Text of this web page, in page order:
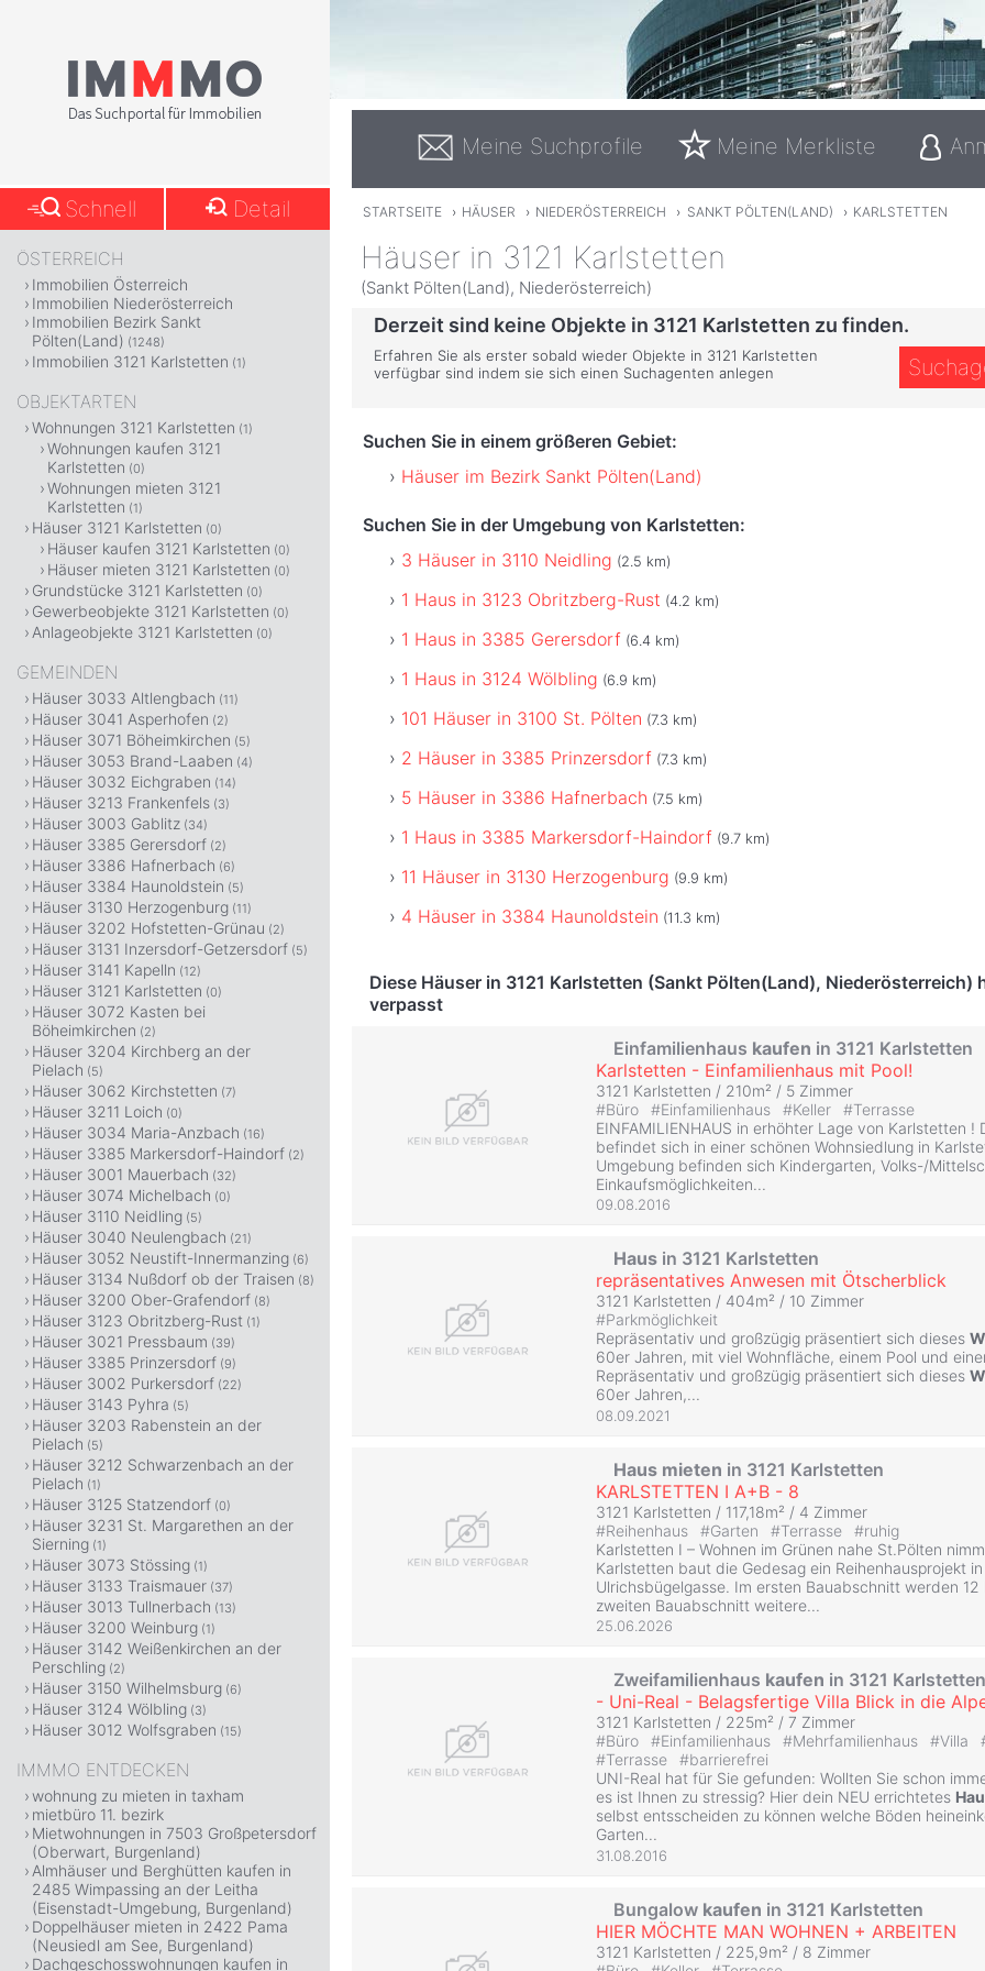
Meine Suchprofile Meine Merkliste
STARTSEITE › HÄUSER › NIEDERÖSTERREICH › SANKT PÖLTEN(LAND) › KARLSTETTEN
Häuser in 3121 Karlstetten
(Sankt Pölten(Land), Niederösterreich)
Derzeit sind keine Objekte in 3121 Karlstetten zu finden.
Erfahren Sie als erster sobald wieder Objekte in 3121 Karlstetten
verfügbar sind indem sie sich einen Suchagenten anlegen
Suchen Sie in einem größeren Gebiet:
Häuser im Bezirk Sankt Pölten(Land)
Suchen Sie in der Umgebung von Karlstetten:
3 Häuser in 3110 Neidling (2.5 km)
1 Haus in 3123 Obritzberg-Rust (4.2 km)
1 Haus in 3385 Gerersdorf (6.4 km)
1 Haus in 3124 Wölbling (6.9 km)
101 Häuser in 3100 St. Pölten (7.3 km)
2 Häuser in 3385 Prinzersdorf (7.3 km)
5 Häuser in 3386 Hafnerbach (7.5 km)
1 Haus in 3385 Markersdorf-Haindorf (9.7 km)
11 Häuser in 3130 Herzogenburg (9.9 km)
4 Häuser in 3384 Haunoldstein (11.3 km)
Diese Häuser in 3121 Karlstetten (Sankt Pölten(Land), Niederösterreich)
verpasst
Einfamilienhaus kaufen in 3121 Karlstetten
Karlstetten - Einfamilienhaus mit Pool!
3121 Karlstetten / 210m² / 5 Zimmer
#Büro #Einfamilienhaus #Keller #Terrasse
EINFAMILIENHAUS in erhöhter Lage von Karlstetten !
befindet sich in einer schönen Wohnsiedlung in
Umgebung befinden sich Kindergarten, Volks-/
Einkaufsmöglichkeiten...
09.08.2016
Haus in 3121 Karlstetten
repräsentatives Anwesen mit Ötscherblick
3121 Karlstetten / 404m² / 10 Zimmer
#Parkmöglichkeit
Repräsentativ und großzügig präsentiert sich dieses
60er Jahren, mit viel Wohnfläche, einem Pool und
Repräsentativ und großzügig präsentiert sich dieses
60er Jahren,...
08.09.2021
Haus mieten in 3121 Karlstetten
KARLSTETTEN I A+B - 8
3121 Karlstetten / 117,18m² / 4 Zimmer
#Reihenhaus #Garten #Terrasse #ruhig
Karlstetten I – Wohnen im Grünen nahe St.Pölten
Karlstetten baut die Gedesag ein Reihenhausprojekt
Ulrichsbügelgasse. Im ersten Bauabschnitt werden 12
zweiten Bauabschnitt weitere...
25.06.2026
Zweifamilienhaus kaufen in 3121 Karlstetten
- Uni-Real - Belagsfertige Villa Blick in die
3121 Karlstetten / 225m² / 7 Zimmer
#Büro #Einfamilienhaus #Mehrfamilienhaus #Villa
#Terrasse #barrierefrei
UNI-Real hat für Sie gefunden: Wollten Sie schon
es ist Ihnen zu stressig? Hier dein NEU errichtetes
selbst entsscheiden zu können welche Böden
Garten...
31.08.2016
Bungalow kaufen in 3121 Karlstetten
HIER MÖCHTE MAN WOHNEN + ARBEITEN
3121 Karlstetten / 225,9m² / 8 Zimmer
Schnell Detail
ÖSTERREICH
Immobilien Österreich
Immobilien Niederösterreich
Immobilien Bezirk Sankt
Pölten(Land) (1248)
Immobilien 3121 Karlstetten (1)
OBJEKTARTEN
Wohnungen 3121 Karlstetten (1)
Wohnungen kaufen 3121
Karlstetten (0)
Wohnungen mieten 3121
Karlstetten (1)
Häuser 3121 Karlstetten (0)
Häuser kaufen 3121 Karlstetten (0)
Häuser mieten 3121 Karlstetten (0)
Grundstücke 3121 Karlstetten (0)
Gewerbeobjekte 3121 Karlstetten (0)
Anlageobjekte 3121 Karlstetten (0)
GEMEINDEN
Häuser 3033 Altlengbach (11)
Häuser 3041 Asperhofen (2)
Häuser 3071 Böheimkirchen (5)
Häuser 3053 Brand-Laaben (4)
Häuser 3032 Eichgraben (14)
Häuser 3213 Frankenfels (3)
Häuser 3003 Gablitz (34)
Häuser 3385 Gerersdorf (2)
Häuser 3386 Hafnerbach (6)
Häuser 3384 Haunoldstein (5)
Häuser 3130 Herzogenburg (11)
Häuser 3202 Hofstetten-Grünau (2)
Häuser 3131 Inzersdorf-Getzersdorf (5)
Häuser 3141 Kapelln (12)
Häuser 3121 Karlstetten (0)
Häuser 3072 Kasten bei
Böheimkirchen (2)
Häuser 3204 Kirchberg an der
Pielach (5)
Häuser 3062 Kirchstetten (7)
Häuser 3211 Loich (0)
Häuser 3034 Maria-Anzbach (16)
Häuser 3385 Markersdorf-Haindorf (2)
Häuser 3001 Mauerbach (32)
Häuser 3074 Michelbach (0)
Häuser 3110 Neidling (5)
Häuser 3040 Neulengbach (21)
Häuser 3052 Neustift-Innermanzing (6)
Häuser 3134 Nußdorf ob der Traisen (8)
Häuser 3200 Ober-Grafendorf (8)
Häuser 3123 Obritzberg-Rust (1)
Häuser 3021 Pressbaum (39)
Häuser 3385 Prinzersdorf (9)
Häuser 3002 Purkersdorf (22)
Häuser 3143 Pyhra (5)
Häuser 3203 Rabenstein an der
Pielach (5)
Häuser 3212 Schwarzenbach an der
Pielach (1)
Häuser 3125 Statzendorf (0)
Häuser 3231 St. Margarethen an der
Sierning (1)
Häuser 3073 Stössing (1)
Häuser 3133 Traismauer (37)
Häuser 3013 Tullnerbach (13)
Häuser 3200 Weinburg (1)
Häuser 3142 Weißenkirchen an der
Perschling (2)
Häuser 3150 Wilhelmsburg (6)
Häuser 3124 Wölbling (3)
Häuser 3012 Wolfsgraben (15)
IMMMO ENTDECKEN
wohnung zu mieten in taxham
mietbüro 11. bezirk
Mietwohnungen in 7503 Großpetersdorf
(Oberwart, Burgenland)
Almhäuser und Berghütten kaufen in
2485 Wimpassing an der Leitha
(Eisenstadt-Umgebung, Burgenland)
Doppelhäuser mieten in 2422 Pama
(Neusiedl am See, Burgenland)
Dachgeschosswohnungen kaufen in